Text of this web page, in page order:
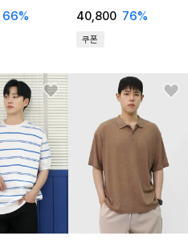
66% 40,800 76%
쿠폰